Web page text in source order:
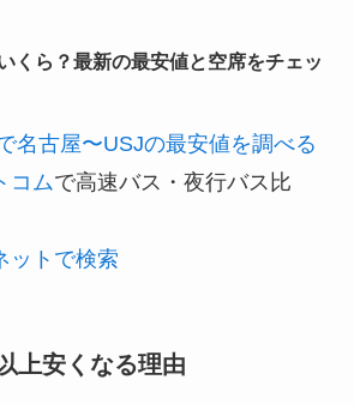
くら？最新の最安値と空席をチェッ
名古屋〜USJの最安値を調べる
コムで高速バス・夜行バス比
ットで検索
上安くなる理由